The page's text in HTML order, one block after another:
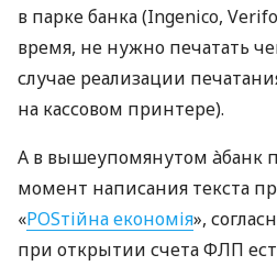
в парке банка (Ingenico,
время, не нужно печатать
случае реализации
на кассовом принтере).
А в вышеупомянутом àбанк
момент написания текста
«POSтійна економія»,
при открытии счета ФЛП